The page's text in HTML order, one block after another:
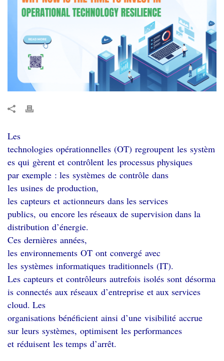
Les
technologies opérationnelles (OT) regroupent les systèm
es qui gèrent et contrôlent les processus physiques
par exemple : les systèmes de contrôle dans
les usines de production,
les capteurs et actionneurs dans les services
publics, ou encore les réseaux de supervision dans la
distribution d’énergie.
Ces dernières années,
les environnements OT ont convergé avec
les systèmes informatiques traditionnels (IT).
Les capteurs et contrôleurs autrefois isolés sont désorma
is connectés aux réseaux d’entreprise et aux services
cloud. Les
organisations bénéficient ainsi d’une visibilité accrue
sur leurs systèmes, optimisent les performances
et réduisent les temps d’arrêt.